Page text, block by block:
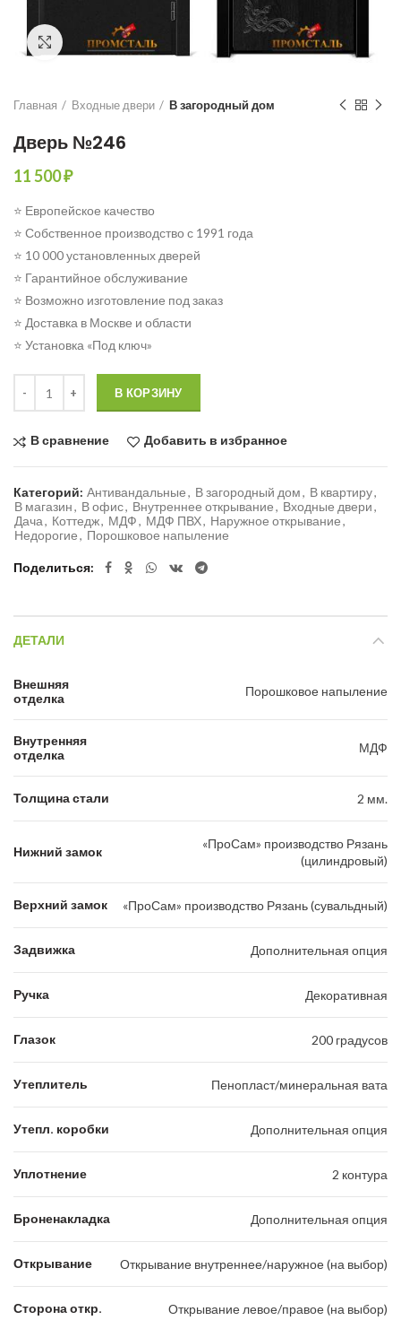
Click to enlarge
Главная Входные двери В загородный дом
Дверь №246
11 500₽
⭐ Европейское качество
⭐ Собственное производство с 1991 года
⭐ 10 000 установленных дверей
⭐ Гарантийное обслуживание
⭐ Возможно изготовление под заказ
⭐ Доставка в Москве и области
⭐ Установка «Под ключ»
В КОРЗИНУ
В сравнение Добавить в избранное
Категорий: Антивандальные, В загородный дом, В квартиру,
В магазин, В офис, Внутреннее открывание, Входные двери,
Дача, Коттедж, МДФ, МДФ ПВХ, Наружное открывание,
Недорогие, Порошковое напыление
Поделиться
ДЕТАЛИ
Внешняя
отделка
Порошковое напыление
Внутренняя
отделка
МДФ
Толщина стали 2 мм.
Нижний замок
«ПроСам» производство Рязань
(цилиндровый)
Верхний замок «ПроСам» производство Рязань (сувальдный)
Задвижка Дополнительная опция
Ручка Декоративная
Глазок 200 градусов
Утеплитель Пенопласт/минеральная вата
Утепл. коробки Дополнительная опция
Уплотнение 2 контура
Броненакладка Дополнительная опция
Открывание Открывание внутреннее/наружное (на выбор)
Сторона откр. Открывание левое/правое (на выбор)